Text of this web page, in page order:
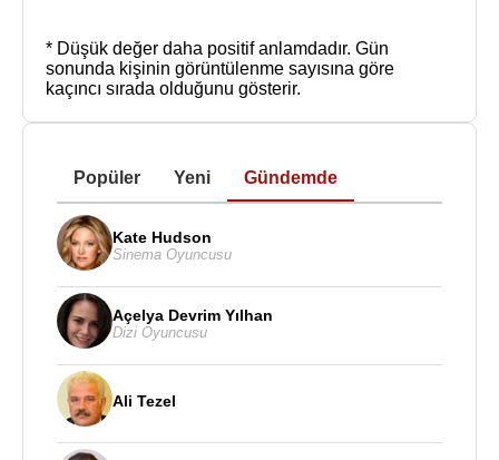
* Düşük değer daha positif anlamdadır. Gün
sonunda kişinin görüntülenme sayısına göre
kaçıncı sırada olduğunu gösterir.
Popüler Yeni Gündemde
Kate Hudson
Sinema Oyuncusu
Açelya Devrim Yılhan
Dizi Oyuncusu
Ali Tezel